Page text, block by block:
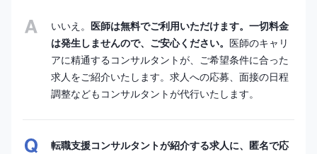
いいえ。 医師は無料でご利用いただけます。一切料金
は発生しませんので、ご安心ください。 医師のキャリ
アに精通するコンサルタントが、ご希望条件に合った
求人をご紹介いたします。求人への応募、面接の日程
調整などもコンサルタントが代行いたします。
転職支援コンサルタントが紹介する求人に、匿名で応